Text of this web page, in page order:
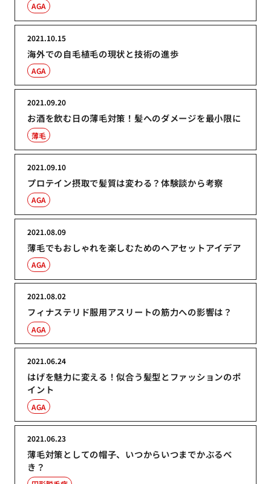
AGA
海外での自毛植毛の現状と技術の進歩
2021.10.15
AGA
お酒を飲む日の薄毛対策！髪へのダメージを最小限に
2021.09.20
薄毛
プロテイン摂取で髪質は変わる？体験談から考察
2021.09.10
AGA
薄毛でもおしゃれを楽しむためのヘアセットアイデア
2021.08.09
AGA
フィナステリド服用アスリートの筋力への影響は？
2021.08.02
AGA
はげを魅力に変える！似合う髪型とファッションのポ
イント
2021.06.24
AGA
薄毛対策としての帽子、いつからいつまでかぶるべ
き？
2021.06.23